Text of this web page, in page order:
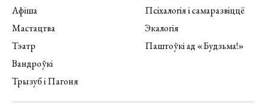
Афіша
Мастацтва
Тэатр
Вандроўкі
Трызуб і Пагоня
Псіхалогія і самаразвіццё
Экалогія
Паштоўкі ад «Будзьма!»